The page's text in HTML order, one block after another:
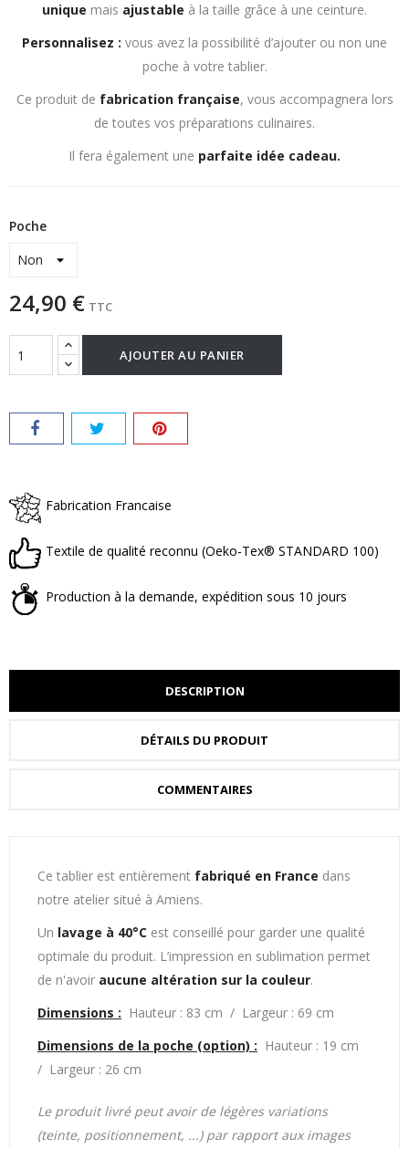
unique mais ajustable à la taille grâce à une ceinture.
Personnalisez : vous avez la possibilité d’ajouter ou non une
poche à votre tablier.
Ce produit de fabrication française, vous accompagnera lors
de toutes vos préparations culinaires.
Il fera également une parfaite idée cadeau.
Poche
24,90 € TTC
AJOUTER AU PANIER
Fabrication Francaise
Textile de qualité reconnu (Oeko-Tex® STANDARD 100)
Production à la demande, expédition sous 10 jours
DESCRIPTION
DÉTAILS DU PRODUIT
COMMENTAIRES
Ce tablier est entièrement fabriqué en France dans
notre atelier situé à Amiens.
Un lavage à 40°C est conseillé pour garder une qualité
optimale du produit. L’impression en sublimation permet
de n'avoir aucune altération sur la couleur.
Dimensions : Hauteur : 83 cm / Largeur : 69 cm
Dimensions de la poche (option) : Hauteur : 19 cm
/ Largeur : 26 cm
Le produit livré peut avoir de légères variations
(teinte, positionnement, ...) par rapport aux images